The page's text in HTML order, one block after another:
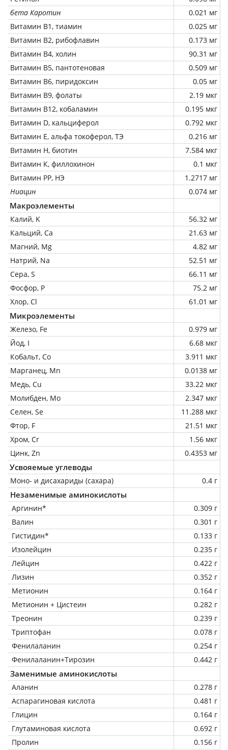
бета Каротин
0.021 мг
Витамин В1, тиамин
0.025 мг
Витамин В2, рибофлавин
0.173 мг
Витамин В4, холин
90.31 мг
Витамин В5, пантотеновая
0.509 мг
Витамин В6, пиридоксин
0.05 мг
Витамин В9, фолаты
2.19 мкг
Витамин В12, кобаламин
0.195 мкг
Витамин D, кальциферол
0.792 мкг
Витамин Е, альфа токоферол, ТЭ
0.216 мг
Витамин Н, биотин
7.584 мкг
Витамин К, филлохинон
0.1 мкг
Витамин РР, НЭ
1.2717 мг
Ниацин
0.074 мг
Макроэлементы
Калий, K
56.32 мг
Кальций, Ca
21.63 мг
Магний, Mg
4.82 мг
Натрий, Na
52.51 мг
Сера, S
66.11 мг
Фосфор, P
75.2 мг
Хлор, Cl
61.01 мг
Микроэлементы
Железо, Fe
0.979 мг
Йод, I
6.68 мкг
Кобальт, Co
3.911 мкг
Марганец, Mn
0.0138 мг
Медь, Cu
33.22 мкг
Молибден, Mo
2.347 мкг
Селен, Se
11.288 мкг
Фтор, F
21.51 мкг
Хром, Cr
1.56 мкг
Цинк, Zn
0.4353 мг
Усвояемые углеводы
Моно- и дисахариды (сахара) 0.4 г
Незаменимые аминокислоты
Аргинин*
0.309 г
Валин
0.301 г
Гистидин*
0.133 г
Изолейцин
0.235 г
Лейцин
0.422 г
Лизин
0.352 г
Метионин
0.164 г
Метионин + Цистеин
0.282 г
Треонин
0.239 г
Триптофан
0.078 г
Фенилаланин
0.254 г
Фенилаланин+Тирозин
0.442 г
Заменимые аминокислоты
Аланин
0.278 г
Аспарагиновая кислота
0.481 г
Глицин
0.164 г
Глутаминовая кислота
0.692 г
Пролин
0.156 г